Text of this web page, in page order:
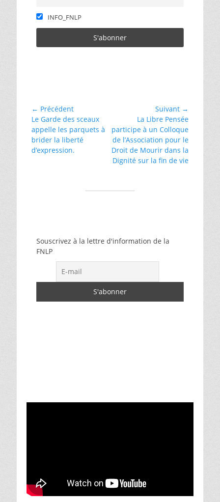
INFO_FNLP
libertés
Navigation
de
l’article
← Précédent
Article
précédent :
Le Garde des sceaux
appelle les parquets à
brider la liberté
d’expression.
Suivant →
suivant :
La Libre Pensée
participe à un Colloque
de l’Association pour le
Droit de Mourir dans la
Dignité sur la fin de vie
Souscrivez à la lettre d'information de la
FNLP